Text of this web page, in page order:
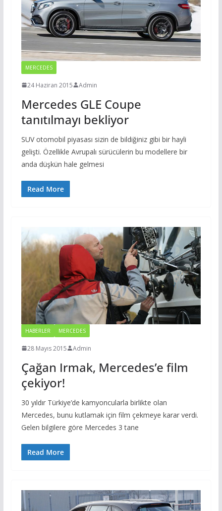
MERCEDES
24 Haziran 2015 Admin
Mercedes GLE Coupe
tanıtılmayı bekliyor
SUV otomobil piyasası sizin de bildiğiniz gibi bir hayli
gelişti. Özellikle Avrupalı sürücülerin bu modellere bir
anda düşkün hale gelmesi
Read More
HABERLER MERCEDES
28 Mayıs 2015 Admin
Çağan Irmak, Mercedes’e film
çekiyor!
30 yıldır Türkiye’de kamyoncularla birlikte olan
Mercedes, bunu kutlamak için film çekmeye karar verdi.
Gelen bilgilere göre Mercedes 3 tane
Read More